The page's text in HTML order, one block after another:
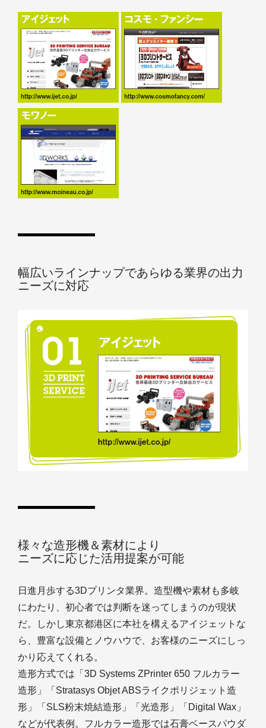
幅広いラインナップであらゆる業界の出力
ニーズに対応
様々な造形機＆素材により
ニーズに応じた活用提案が可能
日進月歩する3Dプリンタ業界。造型機や素材も多岐
にわたり、初心者では判断を迷ってしまうのが現状
だ。しかし東京都港区に本社を構えるアイジェットな
ら、豊富な設備とノウハウで、お客様のニーズにしっ
かり応えてくれる。
造形方式では「3D Systems ZPrinter 650 フルカラー
造形」「Stratasys Objet ABSライクポリジェット造
形」「SLS粉末焼結造形」「光造形」「Digital Wax」
などが代表例。フルカラー造形では石膏ベースパウダ